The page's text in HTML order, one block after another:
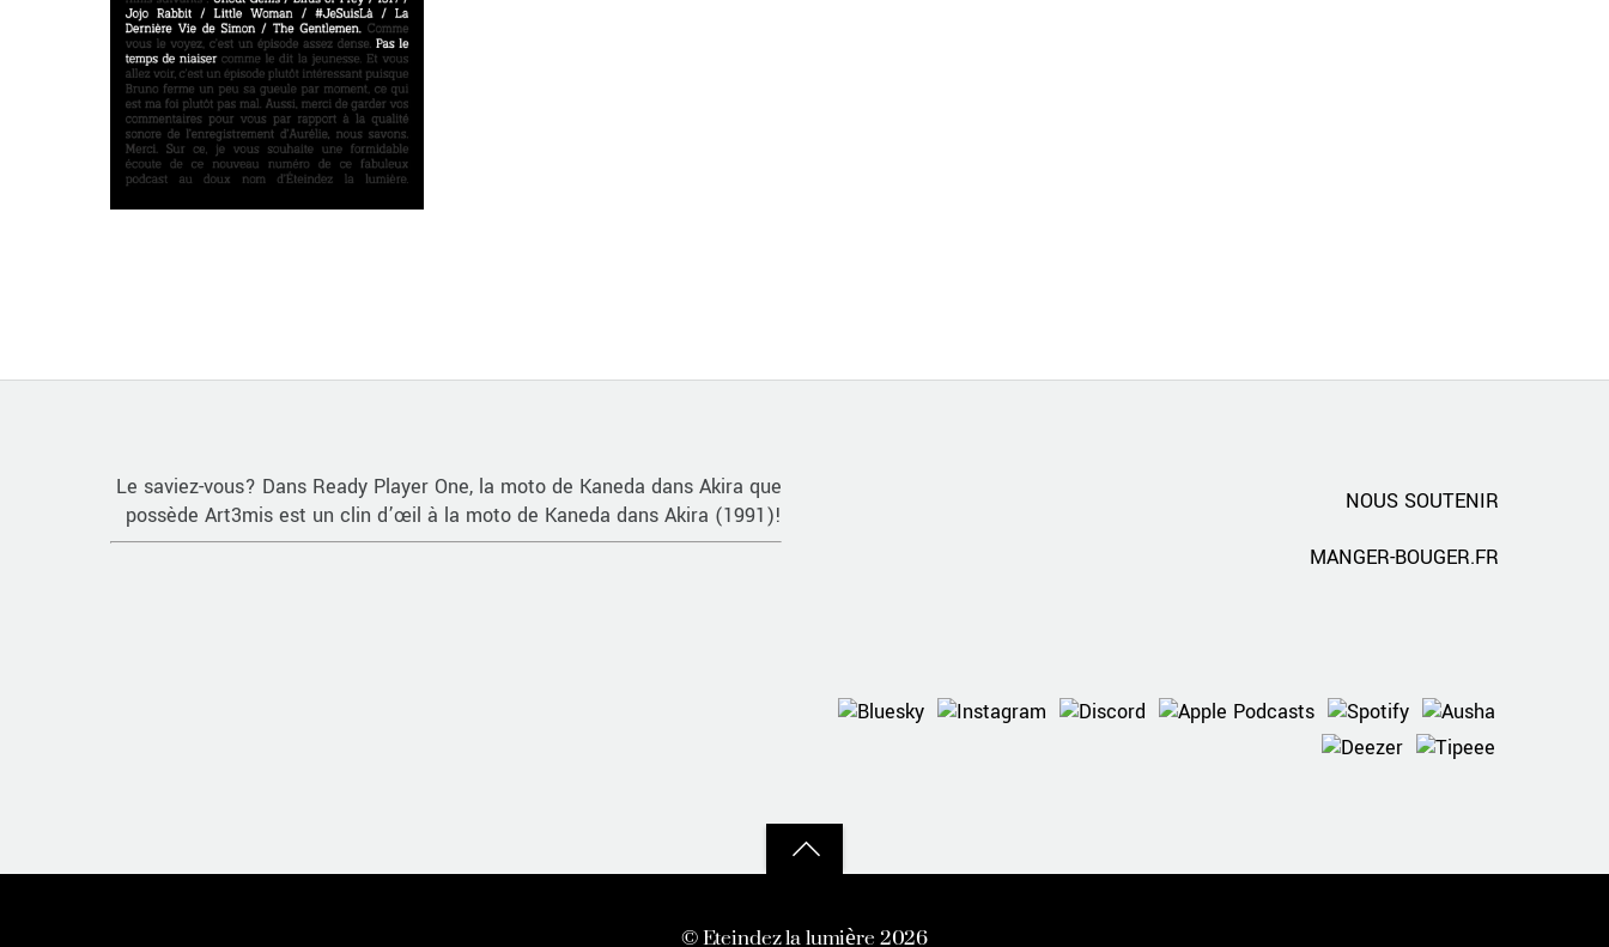
Le saviez-vous? Dans Ready Player One, la moto de Kaneda dans Akira que
possède Art3mis est un clin d’œil à la moto de Kaneda dans Akira (1991)!
NOUS SOUTENIR
MANGER-BOUGER.FR
Back
©Eteindez la lumière2026